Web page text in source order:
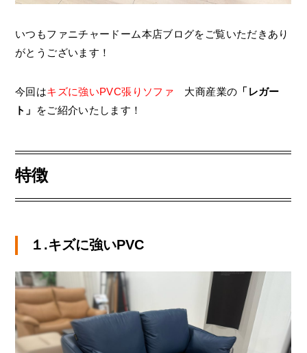
いつもファニチャードーム本店ブログをご覧いただきあり
がとうございます！
今回はキズに強いPVC張りソファ 大商産業の 「レガー
ト」
をご紹介いたします！
特徴
１.キズに強いPVC